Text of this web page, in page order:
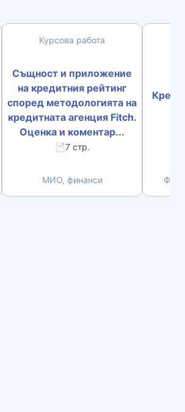
Курсова работа
Същност и приложение
на кредитния рейтинг
според методологията на
кредитната агенция Fitch.
Оценка и коментар...
📄7 стр.
МИО, финанси